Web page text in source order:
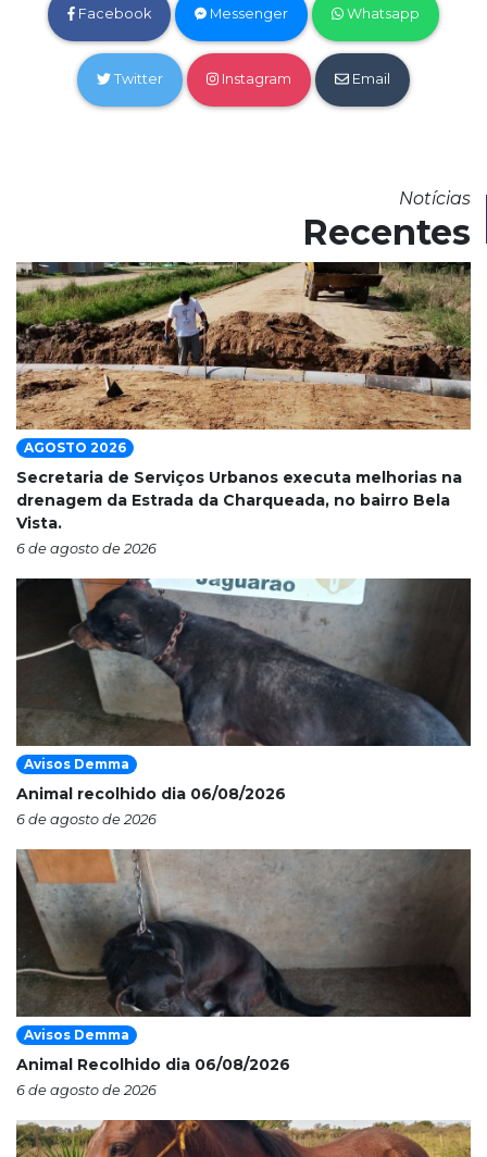
Facebook Messenger Whatsapp
Twitter Instagram Email
Notícias
Recentes
AGOSTO 2026
Secretaria de Serviços Urbanos executa melhorias na
drenagem da Estrada da Charqueada, no bairro Bela
Vista.
6 de agosto de 2026
Avisos Demma
Animal recolhido dia 06/08/2026
6 de agosto de 2026
Avisos Demma
Animal Recolhido dia 06/08/2026
6 de agosto de 2026